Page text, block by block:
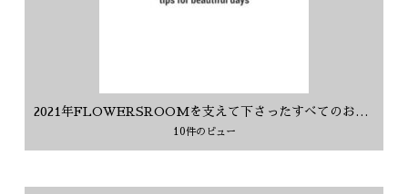
10件のビュー